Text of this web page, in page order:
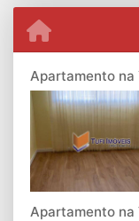
Apartamento na
Apartamento na